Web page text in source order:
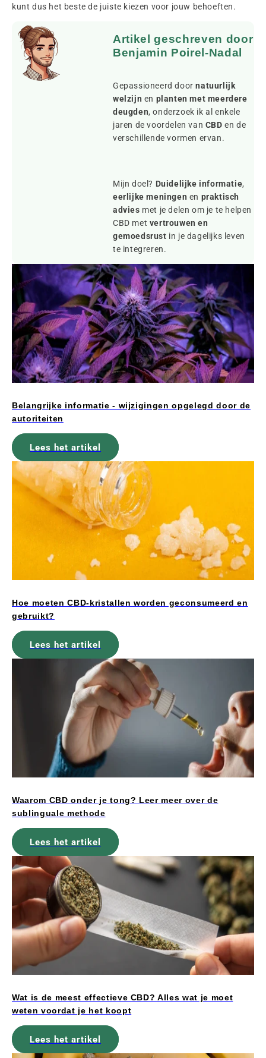
kunt dus het beste de juiste kiezen voor jouw behoeften.
Artikel geschreven door
Benjamin Poirel-Nadal
Gepassioneerd doornatuurlijk
welzijn en planten met meerdere
deugden, onderzoek ik al enkele
jaren de voordelen van CBD en de
verschillende vormen ervan.
Mijn doel? Duidelijke informatie,
eerlijke meningen en praktisch
advies met je delen om je te helpen
CBD met vertrouwen en
gemoedsrust in je dagelijks leven
te integreren.
Belangrijke informatie - wijzigingen opgelegd door de
autoriteiten
Lees het artikel
Hoe moeten CBD-kristallen worden geconsumeerd en
gebruikt?
Lees het artikel
Waarom CBD onder je tong? Leer meer over de
sublinguale methode
Lees het artikel
Wat is de meest effectieve CBD? Alles wat je moet
weten voordat je het koopt
Lees het artikel